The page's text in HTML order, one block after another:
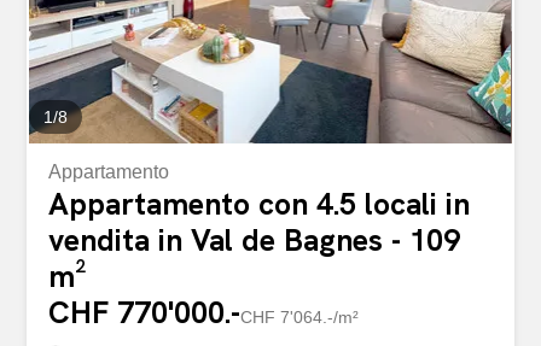
1/8
Appartamento
Appartamento con 4.5 locali in
vendita in Val de Bagnes - 109
m²
CHF 770'000.-CHF 7'064.-/m²